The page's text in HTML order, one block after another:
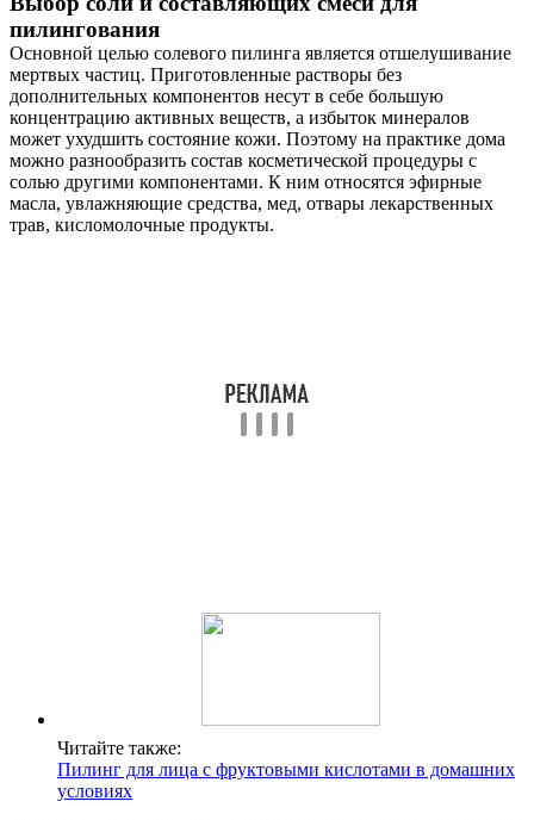
пилингования
Основной целью солевого пилинга является отшелушивание
мертвых частиц. Приготовленные растворы без
дополнительных компонентов несут в себе большую
концентрацию активных веществ, а избыток минералов
может ухудшить состояние кожи. Поэтому на практике дома
можно разнообразить состав косметической процедуры с
солью другими компонентами. К ним относятся эфирные
масла, увлажняющие средства, мед, отвары лекарственных
трав, кисломолочные продукты.
Читайте также:
Пилинг для лица с фруктовыми кислотами в домашних
условиях